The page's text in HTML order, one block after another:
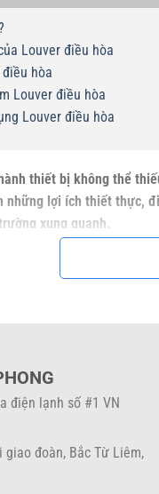
Louver điều hòa
hòa
Louver điều hòa
Louver điều hòa
thiết bị không thể
những lợi ích thiết thực,
xung quanh.
phụ
hướng gió và giảm
hướng gió linh hoạt.
ích của Louver
điện lạnh số #1 VN
giao đoàn, Bắc Từ Liêm,